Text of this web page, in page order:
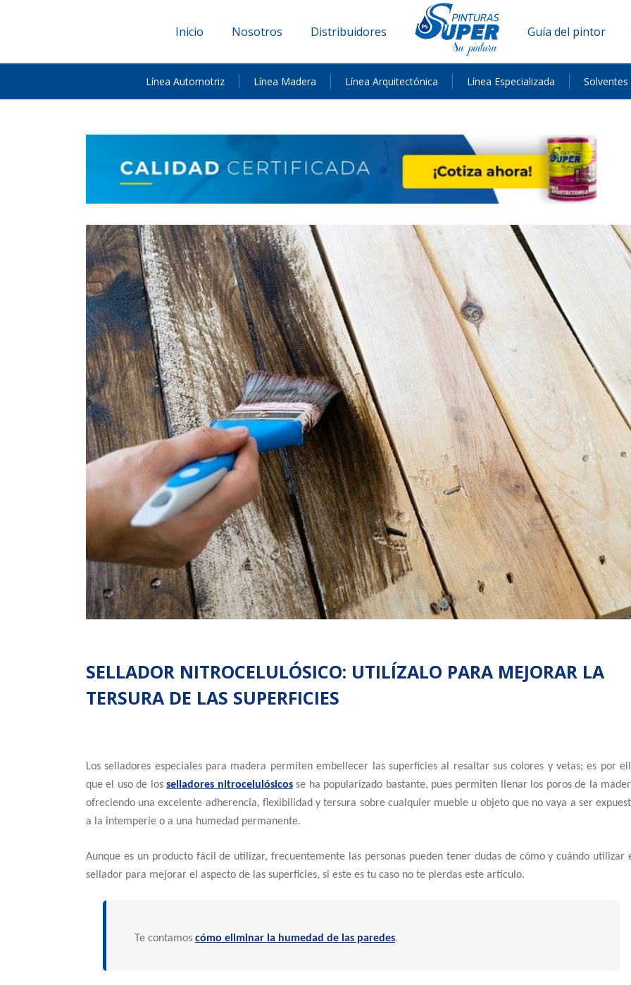
Inicio Nosotros Distribuidores Guía del pintor
Línea Automotriz Línea Madera Línea Arquitectónica Línea Especializada
SELLADOR NITROCELULÓSICO: UTILÍZALO PARA MEJORAR LA
TERSURA DE LAS SUPERFICIES
Los selladores especiales para madera permiten embellecer las superficies al resaltar sus colores y vetas; es por
que el uso de losselladores nitrocelulósicosse ha popularizado bastante, pues permiten llenar los poros de la
ofreciendo una excelente adherencia, flexibilidad y tersura sobre cualquier mueble u objeto que no vaya a ser
a la intemperie o a una humedad permanente.
Aunque es un producto fácil de utilizar, frecuentemente las personas pueden tener dudas de cómo y cuándo utilizar
sellador para mejorar el aspecto de las superficies, si este es tu caso no te pierdas este artículo.
Te contamos cómo eliminar la humedad de las paredes.